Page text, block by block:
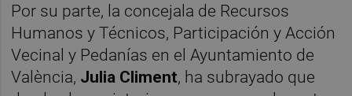
Por su parte, la concejala de Recursos
Humanos y Técnicos, Participación y Acción
Vecinal y Pedanías en el Ayuntamiento de
València, Julia Climent, ha subrayado que